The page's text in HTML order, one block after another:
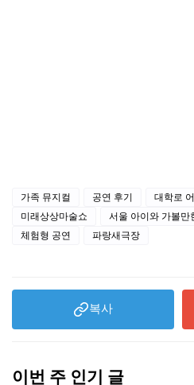
가족 뮤지컬 공연 후기 대학로
미래상상마술쇼
서울 아이와 가볼만
체험형 공연
파랑새극장
복사
이번 주 인기 글